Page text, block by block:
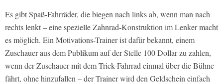
Es gibt Spaß-Fahrräder, die biegen nach links ab, wenn man nach
rechts lenkt – eine spezielle Zahnrad-Konstruktion im Lenker macht
es möglich. Ein Motivations-Trainer ist dafür bekannt, einem
Zuschauer aus dem Publikum auf der Stelle 100 Dollar zu zahlen,
wenn der Zuschauer mit dem Trick-Fahrrad einmal über die Bühne
fährt, ohne hinzufallen – der Trainer wird den Geldschein einfach